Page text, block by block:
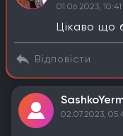
01.06.2023, 10:41
Цікаво що
Відповісти
02.07.2023,